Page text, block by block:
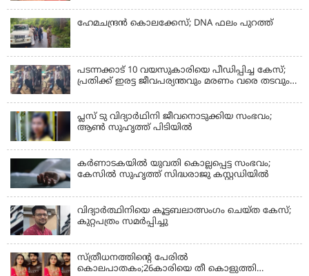
ഹേമചന്ദ്രൻ കൊലക്കേസ്; DNA ഫലം പുറത്ത്
പടന്നക്കാട് 10 വയസുകാരിയെ പീഡിപ്പിച്ച കേസ്;
പ്രതിക്ക് ഇരട്ട ജീവപര്യന്തവും മരണം വരെ തടവും
പ്ലസ് ടു വിദ്യാര്‍ഥിനി ജീവനൊടുക്കിയ സംഭവം;
ആണ്‍ സുഹൃത്ത് പിടിയില്‍
കര്‍ണാടകയില്‍ യുവതി കൊല്ലപ്പെട്ട സംഭവം;
കേസില്‍ സുഹൃത്ത് സിദ്ധരാജു കസ്റ്റഡിയില്‍
വിദ്യാർത്ഥിനിയെ കൂട്ടബലാത്സംഗം ചെയ്ത കേസ്;
കുറ്റപത്രം സമര്‍പ്പിച്ചു
സ്ത്രീധനത്തിന്റെ പേരില്‍
കൊലപാതകം;26കാരിയെ തീ കൊളുത്തി